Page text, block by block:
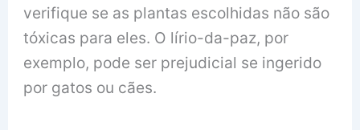
verifique se as plantas escolhidas não são
tóxicas para eles. O lírio-da-paz, por
exemplo, pode ser prejudicial se ingerido
por gatos ou cães.